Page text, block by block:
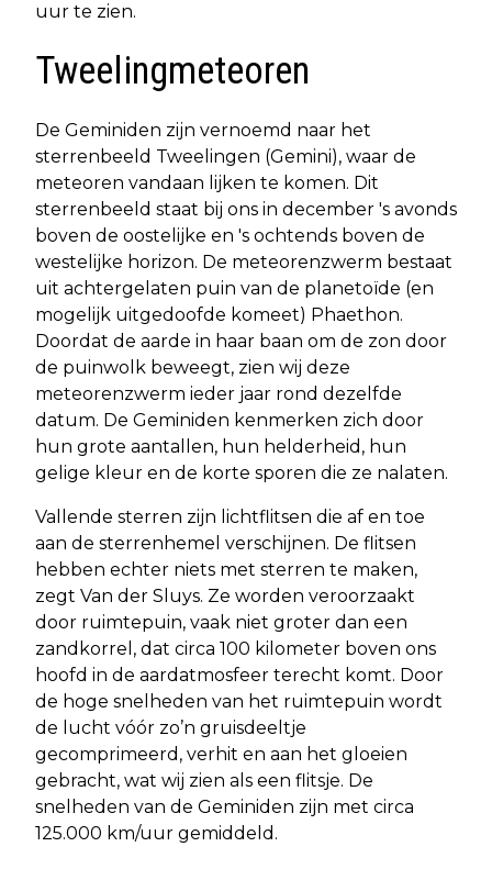
uur te zien.
Tweelingmeteoren
De Geminiden zijn vernoemd naar het
sterrenbeeld Tweelingen (Gemini), waar de
meteoren vandaan lijken te komen. Dit
sterrenbeeld staat bij ons in december 's avonds
boven de oostelijke en 's ochtends boven de
westelijke horizon. De meteorenzwerm bestaat
uit achtergelaten puin van de planetoïde (en
mogelijk uitgedoofde komeet) Phaethon.
Doordat de aarde in haar baan om de zon door
de puinwolk beweegt, zien wij deze
meteorenzwerm ieder jaar rond dezelfde
datum. De Geminiden kenmerken zich door
hun grote aantallen, hun helderheid, hun
gelige kleur en de korte sporen die ze nalaten.
Vallende sterren zijn lichtflitsen die af en toe
aan de sterrenhemel verschijnen. De flitsen
hebben echter niets met sterren te maken,
zegt Van der Sluys. Ze worden veroorzaakt
door ruimtepuin, vaak niet groter dan een
zandkorrel, dat circa 100 kilometer boven ons
hoofd in de aardatmosfeer terecht komt. Door
de hoge snelheden van het ruimtepuin wordt
de lucht vóór zo’n gruisdeeltje
gecomprimeerd, verhit en aan het gloeien
gebracht, wat wij zien als een flitsje. De
snelheden van de Geminiden zijn met circa
125.000 km/uur gemiddeld.